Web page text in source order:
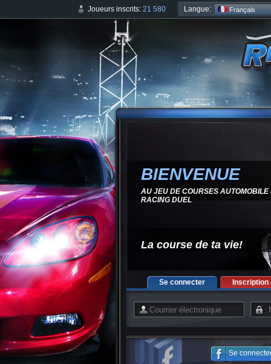
Joueurs inscrits: 21 580 Langue: Français
BIENVENUE
AU JEU DE COURSES AUTOMOBILE
RACING DUEL
La course de ta vie!
Se connecter Inscription
Se